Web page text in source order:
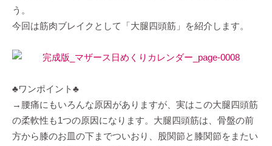
う。
今回は筋肉ブレイクとして「大腿四頭筋」を紹介します。
♣ワンポイント♣
→腰痛にもいろんな原因がありますが、実はこの大腿四頭筋
の柔軟性も1つの原因になります。大腿四頭筋は、骨盤の前
方から膝のお皿の下までついおり、股関節と膝関節をまたい